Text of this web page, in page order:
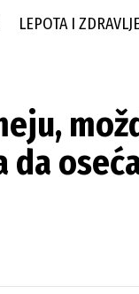
LEPOTA I
da